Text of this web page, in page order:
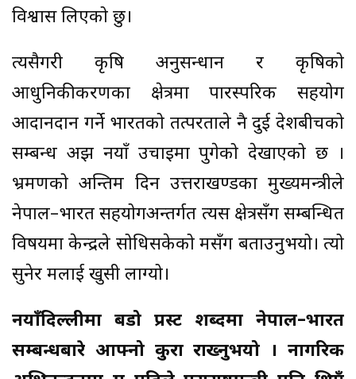
विश्वास लिएको छु।
त्यसैगरी कृषि अनुसन्धान र कृषिको
आधुनिकीकरणका क्षेत्रमा पारस्परिक सहयोग
आदानप्रदान गर्ने भारतको तत्परताले नै दुई देशबीचको
सम्बन्ध अझ नयाँ उचाइमा पुगेको देखाएको छ ।
भ्रमणको अन्तिम दिन उत्तराखण्डका मुख्यमन्त्रीले
नेपाल–भारत सहयोगअन्तर्गत त्यस क्षेत्रसँग सम्बन्धित
विषयमा केन्द्रले सोधिसकेको मसँग बताउनुभयो। त्यो
सुनेर मलाई खुसी लाग्यो।
नयाँदिल्लीमा बडो प्रस्ट शब्दमा नेपाल–भारत
सम्बन्धबारे आफ्नो कुरा राख्नुभयो । नागरिक